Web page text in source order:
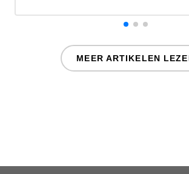
MEER ARTIKELEN